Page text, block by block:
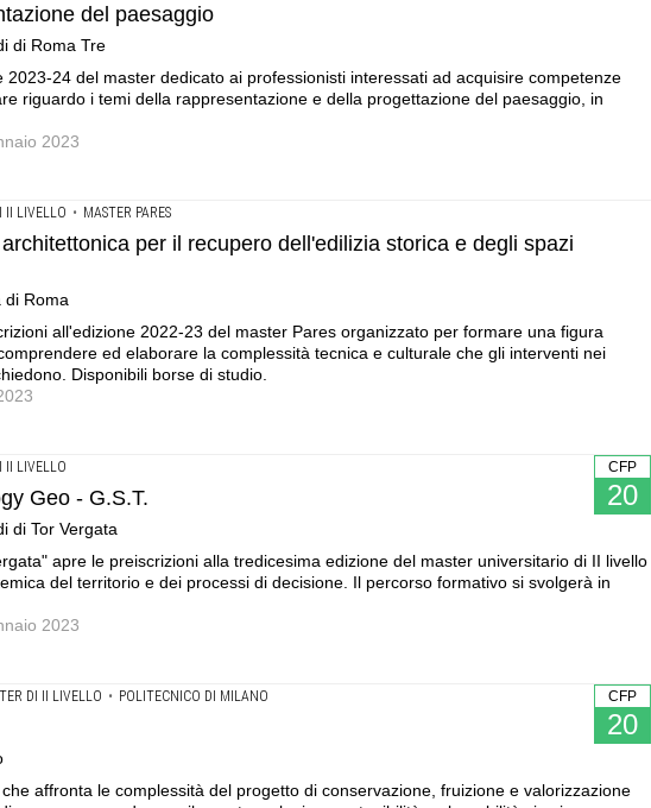
del paesaggio
di Roma Tre
24 del master dedicato ai professionisti interessati ad acquisire competenze
riguardo i temi della rappresentazione e della progettazione del paesaggio, in
2023
II LIVELLO • MASTER PARES
per il recupero dell'edilizia storica e degli spazi
di Roma
all'edizione 2022-23 del master Pares organizzato per formare una figura
ed elaborare la complessità tecnica e culturale che gli interventi nei
Disponibili borse di studio.
CFP
20
II LIVELLO
Geo - G.S.T.
di Tor Vergata
apre le preiscrizioni alla tredicesima edizione del master universitario di II livello
del territorio e dei processi di decisione. Il percorso formativo si svolgerà in
2023
CFP
20
DI II LIVELLO • POLITECNICO DI MILANO
affronta le complessità del progetto di conservazione, fruizione e valorizzazione